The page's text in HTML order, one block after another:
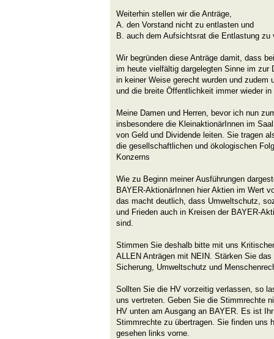
Weiterhin stellen wir die Anträge,
A. den Vorstand nicht zu entlasten und
B. auch dem Aufsichtsrat die Entlastung zu
Wir begründen diese Anträge damit, dass
im heute vielfältig dargelegten Sinne im zur
in keiner Weise gerecht wurden und zudem
und die breite Öffentlichkeit immer wieder in
Meine Damen und Herren, bevor ich nun
insbesondere die KleinaktionärInnen im
von Geld und Dividende leiten. Sie tragen
die gesellschaftlichen und ökologischen
Konzerns
Wie zu Beginn meiner Ausführungen
BAYER-AktionärInnen hier Aktien im Wert
das macht deutlich, dass Umweltschutz,
und Frieden auch in Kreisen der BAYER-
sind.
Stimmen Sie deshalb bitte mit uns
ALLEN Anträgen mit NEIN. Stärken Sie
Sicherung, Umweltschutz und
Sollten Sie die HV vorzeitig verlassen, so
uns vertreten. Geben Sie die Stimmrechte
HV unten am Ausgang an BAYER. Es ist
Stimmrechte zu übertragen. Sie finden uns
gesehen links vorne.